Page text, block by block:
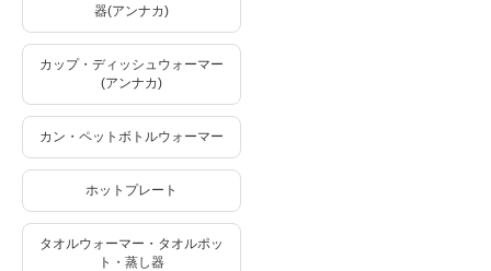
器(アンナカ)
カップ・ディッシュウォーマー
(アンナカ)
カン・ペットボトルウォーマー
ホットプレート
タオルウォーマー・タオルポッ
ト・蒸し器